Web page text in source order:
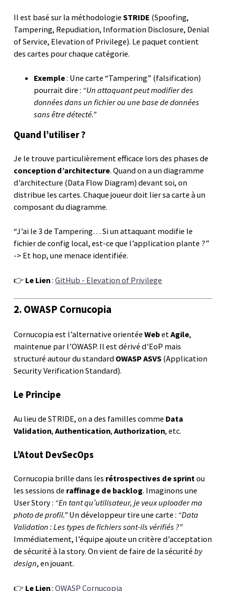
Il est basé sur la méthodologieSTRIDE (Spoofing,
Tampering, Repudiation, Information Disclosure, Denial
of Service, Elevation of Privilege). Le paquet contient
des cartes pour chaque catégorie.
Exemple: Une carte “Tampering” (falsification)
pourrait dire : “Un attaquant peut modifier des
données dans un fichier ou une base de données
sans être détecté.”
Quand l’utiliser ?
Je le trouve particulièrement efficace lors des phases de
conception d’architecture. Quand on a un diagramme
d’architecture (Data Flow Diagram) devant soi, on
distribue les cartes. Chaque joueur doit lier sa carte à un
composant du diagramme.
“J’ai le 3 de Tampering… Si un attaquant modifie le
fichier de config local, est-ce que l’application plante ?”
-> Et hop, une menace identifiée.
👉 Le Lien:GitHub - Elevation of Privilege
2. OWASP Cornucopia
Cornucopia est l’alternative orientéeWebetAgile,
maintenue par l’OWASP. Il est dérivé d’EoP mais
structuré autour du standard OWASP ASVS (Application
Security Verification Standard).
Le Principe
Au lieu de STRIDE, on a des familles comme Data
Validation,Authentication,Authorization, etc.
L’Atout DevSecOps
Cornucopia brille dans les rétrospectives de sprintou
les sessions de raffinage de backlog. Imaginons une
User Story : “En tant qu’utilisateur, je veux uploader ma
photo de profil.” Un développeur tire une carte : “Data
Validation : Les types de fichiers sont-ils vérifiés ?”
Immédiatement, l’équipe ajoute un critère d’acceptation
de sécurité à la story. On vient de faire de la sécuritéby
design, en jouant.
👉 Le Lien:OWASP Cornucopia